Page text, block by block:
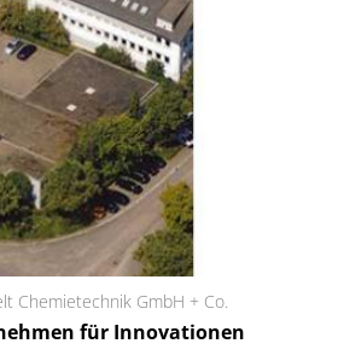
Chemietechnik GmbH + Co.
für Innovationen